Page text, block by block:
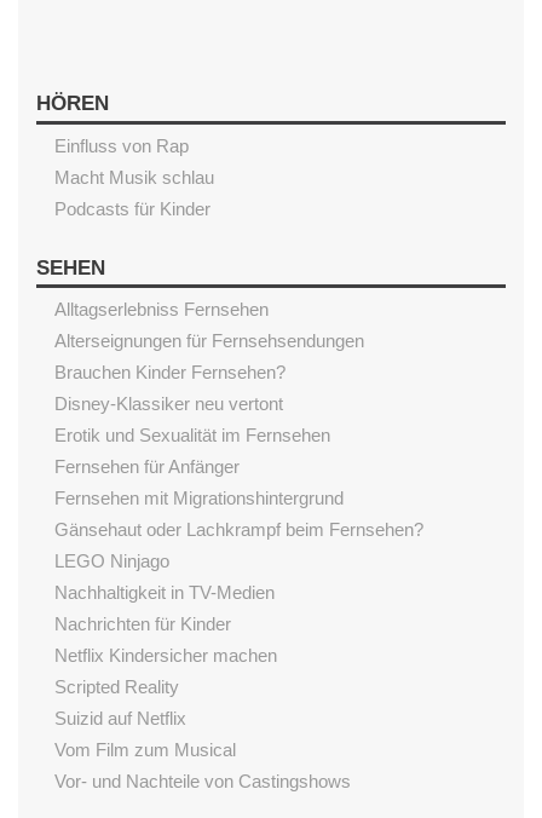
HÖREN
Einfluss von Rap
Macht Musik schlau
Podcasts für Kinder
SEHEN
Alltagserlebniss Fernsehen
Alterseignungen für Fernsehsendungen
Brauchen Kinder Fernsehen?
Disney-Klassiker neu vertont
Erotik und Sexualität im Fernsehen
Fernsehen für Anfänger
Fernsehen mit Migrationshintergrund
Gänsehaut oder Lachkrampf beim Fernsehen?
LEGO Ninjago
Nachhaltigkeit in TV-Medien
Nachrichten für Kinder
Netflix Kindersicher machen
Scripted Reality
Suizid auf Netflix
Vom Film zum Musical
Vor- und Nachteile von Castingshows